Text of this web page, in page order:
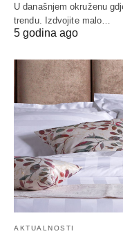
U današnjem okruženu
trendu. Izdvojite malo…
5 godina ago
AKTUALNOSTI